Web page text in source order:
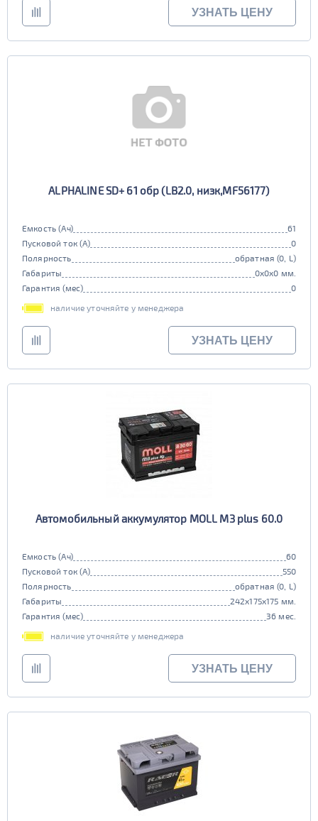
УЗНАТЬ ЦЕНУ
ALPHALINE SD+ 61 обр (LB2.0, низк,MF56177)
Емкость (Ач)
61
Пусковой ток (А)
0
Полярность
обратная (0, L)
Габариты
0x0x0 мм.
Гарантия (мес)
0
наличие уточняйте у менеджера
УЗНАТЬ ЦЕНУ
Автомобильный аккумулятор MOLL M3 plus 60.0
Емкость (Ач)
60
Пусковой ток (А)
550
Полярность
обратная (0, L)
Габариты
242x175x175 мм.
Гарантия (мес)
36 мес.
наличие уточняйте у менеджера
УЗНАТЬ ЦЕНУ